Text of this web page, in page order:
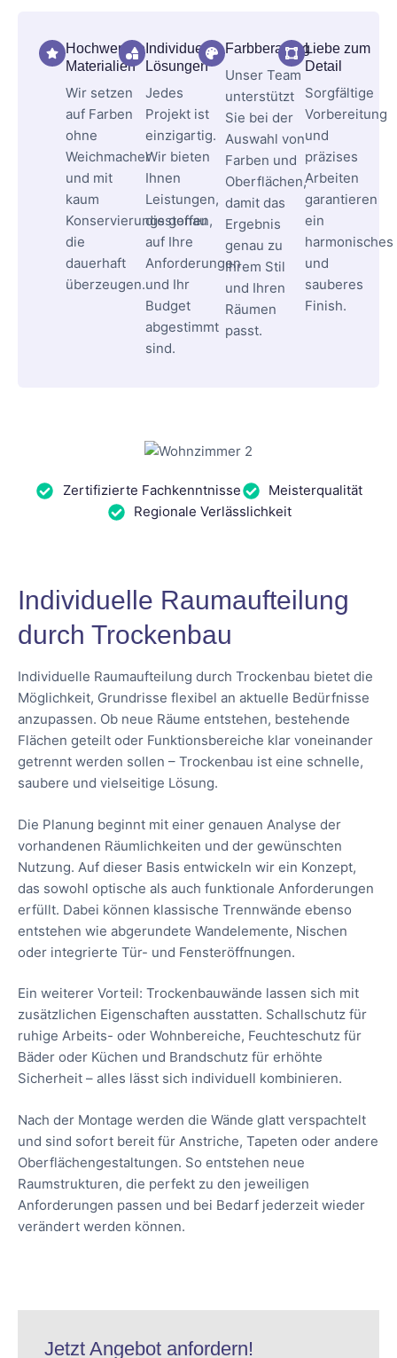
Hochwertige
Materialien
Wir setzen
auf Farben
ohne
Weichmacher
und mit
kaum
Konservierungsstoffen,
die
dauerhaft
überzeugen.
Individuelle
Lösungen
Jedes
Projekt ist
einzigartig.
Wir bieten
Ihnen
Leistungen,
die genau
auf Ihre
Anforderungen
und Ihr
Budget
abgestimmt
sind.
Farbberatung
Unser Team
unterstützt
Sie bei der
Auswahl von
Farben und
Oberflächen,
damit das
Ergebnis
genau zu
Ihrem Stil
und Ihren
Räumen
passt.
Liebe zum
Detail
Sorgfältige
Vorbereitung
und
präzises
Arbeiten
garantieren
ein
harmonisches
und
sauberes
Finish.
Zertifizierte Fachkenntnisse
Meisterqualität
Regionale Verlässlichkeit
Individuelle Raumaufteilung
durch Trockenbau
Individuelle Raumaufteilung durch Trockenbau bietet die
Möglichkeit, Grundrisse flexibel an aktuelle Bedürfnisse
anzupassen. Ob neue Räume entstehen, bestehende
Flächen geteilt oder Funktionsbereiche klar voneinander
getrennt werden sollen – Trockenbau ist eine schnelle,
saubere und vielseitige Lösung.
Die Planung beginnt mit einer genauen Analyse der
vorhandenen Räumlichkeiten und der gewünschten
Nutzung. Auf dieser Basis entwickeln wir ein Konzept,
das sowohl optische als auch funktionale Anforderungen
erfüllt. Dabei können klassische Trennwände ebenso
entstehen wie abgerundete Wandelemente, Nischen
oder integrierte Tür- und Fensteröffnungen.
Ein weiterer Vorteil: Trockenbauwände lassen sich mit
zusätzlichen Eigenschaften ausstatten. Schallschutz für
ruhige Arbeits- oder Wohnbereiche, Feuchteschutz für
Bäder oder Küchen und Brandschutz für erhöhte
Sicherheit – alles lässt sich individuell kombinieren.
Nach der Montage werden die Wände glatt verspachtelt
und sind sofort bereit für Anstriche, Tapeten oder andere
Oberflächengestaltungen. So entstehen neue
Raumstrukturen, die perfekt zu den jeweiligen
Anforderungen passen und bei Bedarf jederzeit wieder
verändert werden können.
Jetzt Angebot anfordern!